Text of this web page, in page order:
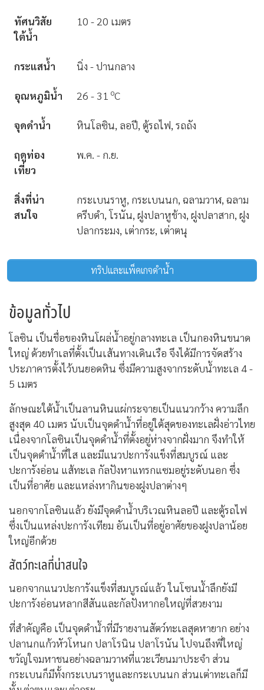
ทัศนวิสัย
ใต้น้ำ
10 - 20 เมตร
กระแสน้ำ นิ่ง - ปานกลาง
อุณหภูมิน้ำ 26 - 31 oC
จุดดำน้ำ หินโลซิน, ลอปี, ตู้รถไฟ, รถถัง
ฤดูท่อง
เที่ยว
พ.ค. - ก.ย.
สิ่งที่น่า
สนใจ
กระเบนราหู, กระเบนนก, ฉลามวาฬ, ฉลาม
ครีบดำ, โรนัน, ฝูงปลาหูช้าง, ฝูงปลาสาก, ฝูง
ปลากระมง, เต่ากระ, เต่าตนุ
ทริปและแพ็คเกจดำน้ำ
ข้อมูลทั่วไป
โลซิน เป็นชื่อของหินโผล่น้ำอยู่กลางทะเล เป็นกองหินขนาด
ใหญ่ ด้วยทำเลที่ตั้งเป็นเส้นทางเดินเรือ จึงได้มีการจัดสร้าง
ประภาคารตั้งไว้บนยอดหิน ซึ่งมีความสูงจากระดับน้ำทะเล 4 -
5 เมตร
ลักษณะใต้น้ำเป็นลานหินแผ่กระจายเป็นแนวกว้าง ความลึก
สูงสุด 40 เมตร นับเป็นจุดดำน้ำที่อยู่ใต้สุดของทะเลฝั่งอ่าวไทย
เนื่องจากโลซินเป็นจุดดำน้ำที่ตั้งอยู่ห่างจากฝั่งมาก จึงทำให้
เป็นจุดดำน้ำที่ใส และมีแนวปะการังแข็งที่สมบูรณ์ และ
ปะการังอ่อน แส้ทะเล กัลปังหาแทรกแซมอยู่ระดับนอก ซึ่ง
เป็นที่อาศัย และแหล่งหากินของฝูงปลาต่างๆ
นอกจากโลซินแล้ว ยังมีจุดดำน้ำบริเวณหินลอปี และตู้รถไฟ
ซึ่งเป็นแหล่งปะการังเทียม อันเป็นที่อยู่อาศัยของฝูงปลาน้อย
ใหญ่อีกด้วย
สัตว์ทะเลที่น่าสนใจ
นอกจากแนวปะการังแข็งที่สมบูรณ์แล้ว ในโซนน้ำลึกยังมี
ปะการังอ่อนหลากสีสันและกัลปังหากอใหญ่ที่สวยงาม
ที่สำคัญคือ เป็นจุดดำน้ำที่มีรายงานสัตว์ทะเลสุดหายาก อย่าง
ปลานกแก้วหัวโหนก ปลาโรนิน ปลาโรนัน ไปจนถึงพี่ใหญ่
ขวัญใจมหาชนอย่างฉลามวาฬที่แวะเวียนมาประจำ ส่วน
กระเบนก็มีทั้งกระเบนราหูและกระเบนนก ส่วนเต่าทะเลก็มี